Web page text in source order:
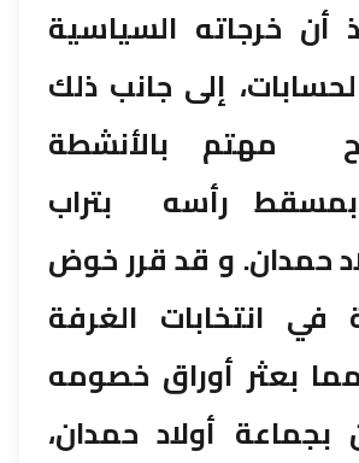
أن خرجاته السياسية
إلى جانب ذلك
مهتم بالأنشطة
بمسقط رأسه بتراب
حمدان. و قد قرر خوض
في انتخابات الغرفة
مما بعثر أوراق خصومه
بجماعة أولاد حمدان،